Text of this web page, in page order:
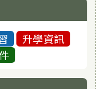
升學資訊